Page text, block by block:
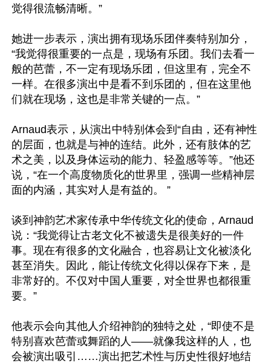
觉得很流畅清晰。”
她进一步表示，演出拥有现场乐团伴奏特别加分，
“我觉得很重要的一点是，现场有乐团。我们去看一
般的芭蕾，不一定有现场乐团，但这里有，完全不
一样。在很多演出中是看不到乐团的，但在这里他
们就在现场，这也是非常关键的一点。”
Arnaud表示，从演出中特别体会到“自由，还有神性
的层面，也就是与神的连结。此外，还有肢体的艺
术之美，以及身体运动的能力、轻盈感等等。”他还
说，“在一个高度物质化的世界里，强调一些精神层
面的内涵，其实对人是有益的。 ”
谈到神韵艺术家传承中华传统文化的使命，Arnaud
说：“我觉得让古老文化不被遗失是很美好的一件
事。现在有很多的文化融合，也容易让文化被淡化
甚至消失。因此，能让传统文化得以保存下来，是
非常好的。不仅对中国人重要，对全世界也都很重
要。”
他表示会向其他人介绍神韵的独特之处，“即使不是
特别喜欢芭蕾或舞蹈的人——就像我这样的人，也
会被演出吸引……演出把艺术性与历史性很好地结